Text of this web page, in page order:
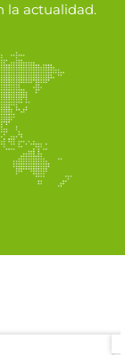
la actualidad.